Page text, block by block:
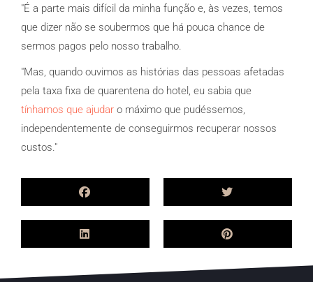
"É a parte mais difícil da minha função e, às vezes, temos
que dizer não se soubermos que há pouca chance de
sermos pagos pelo nosso trabalho.
"Mas, quando ouvimos as histórias das pessoas afetadas
pela taxa fixa de quarentena do hotel, eu sabia que
tínhamos que ajudar o máximo que pudéssemos,
independentemente de conseguirmos recuperar nossos
custos."